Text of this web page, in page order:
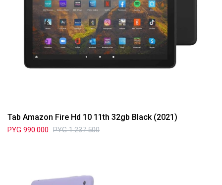
Tab Amazon Fire Hd 10 11th 32gb Black (2021)
PYG 990.000 PYG 1.237.500